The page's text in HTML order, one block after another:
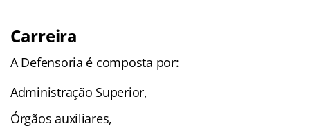
Carreira
A Defensoria é composta por:
Administração Superior,
Órgãos auxiliares,